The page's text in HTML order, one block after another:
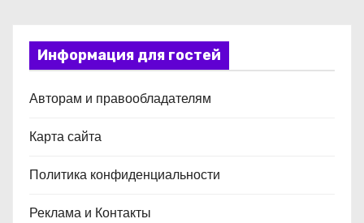
Информация для гостей
Авторам и правообладателям
Карта сайта
Политика конфиденциальности
Реклама и Контакты